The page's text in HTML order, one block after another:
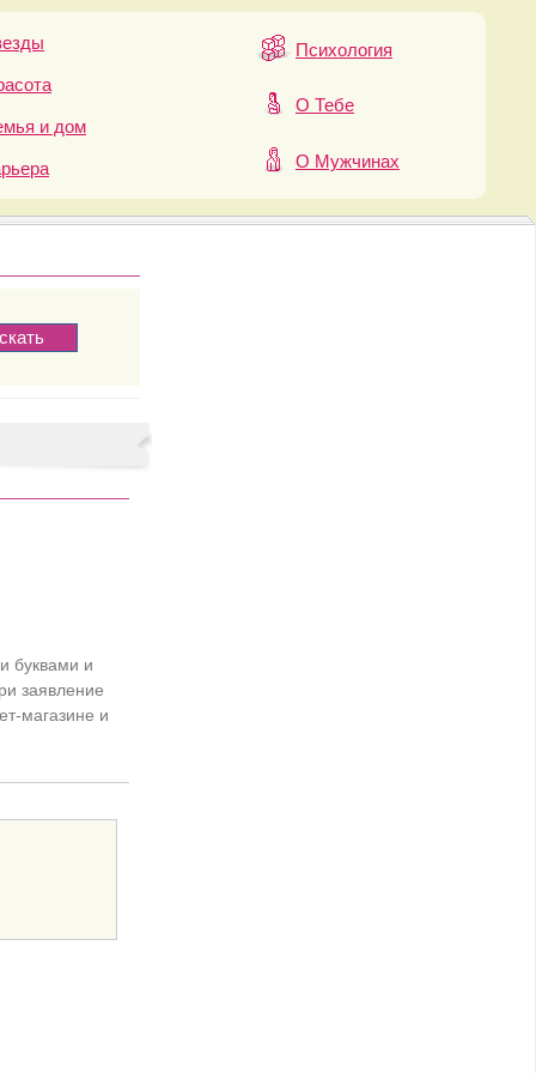
и дом
Психология
О Тебе
О Мужчинах
буквами и
заявление
магазине и